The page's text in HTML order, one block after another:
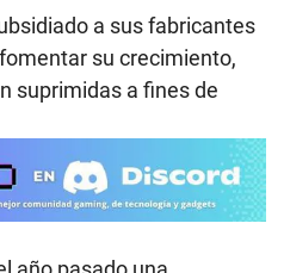
a sus fabricantes
su crecimiento,
suprimidas a fines de